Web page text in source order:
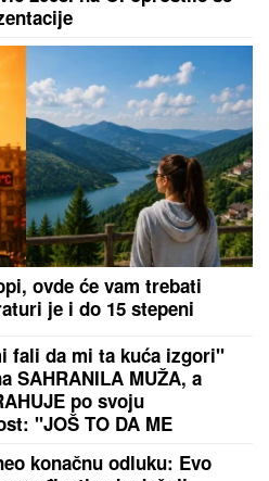
poslu
MIODRAG RADONJIĆ
OPUSTIO NA BAZENU
telefonira iz vode, a
pravi KOLEGA (VIDEO)